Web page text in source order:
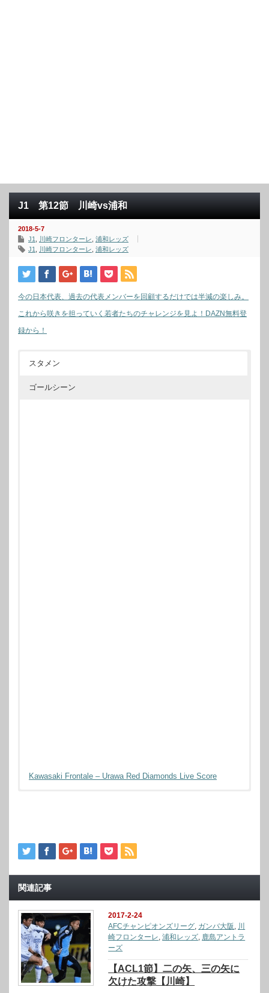
J1 第12節 川崎vs浦和
2018-5-7
J1
川崎フロンターレ 浦和レッズ
J1
川崎フロンターレ 浦和レッズ
今の日本代表、過去の代表メンバーを回顧するだけでは半減の楽しみ。
これから咲きを担っていく若者たちのチャレンジを見よ！DAZN無料登
録から！
スタメン
ゴールシーン
Kawasaki Frontale – Urawa Red Diamonds Live Score
関連記事
2017-2-24
AFCチャンピオンズリーグ ガンバ大阪
川
崎フロンターレ ,浦和レッズ 鹿島アントラ
ーズ
【ACL1節】二の矢、三の矢に
欠けた攻撃【川崎】